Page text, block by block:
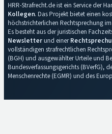
HRR-Strafrecht.de ist ein Service der
Kollegen. Das Projekt bietet einen
höchstrichterlichen Rechtsprechung
Es besteht aus der juristischen
Newsletterund einer
vollständigen strafrechtlichen
(BGH) und ausgewählter Urteile und
Bundesverfassungsgerichts (BVerfG),
Menschenrechte (EGMR) und des